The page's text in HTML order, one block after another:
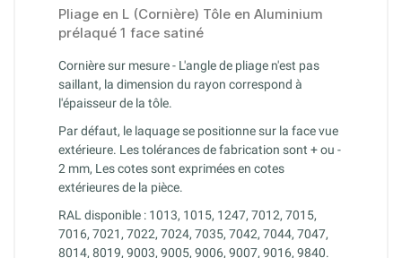
Pliage en L (Cornière) Tôle en Aluminium
prélaqué 1 face satiné
Cornière sur mesure - L'angle de pliage n'est pas
saillant, la dimension du rayon correspond à
l'épaisseur de la tôle.
Par défaut, le laquage se positionne sur la face vue
extérieure. Les tolérances de fabrication sont + ou -
2 mm, Les cotes sont exprimées en cotes
extérieures de la pièce.
RAL disponible : 1013, 1015, 1247, 7012, 7015,
7016, 7021, 7022, 7024, 7035, 7042, 7044, 7047,
8014, 8019, 9003, 9005, 9006, 9007, 9016, 9840.